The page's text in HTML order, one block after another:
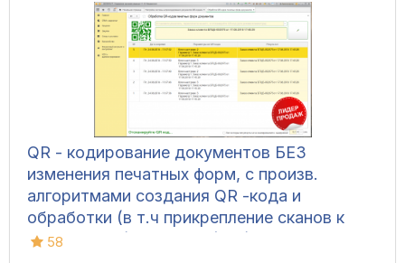
QR - кодирование документов БЕЗ
изменения печатных форм, с произв.
алгоритмами создания QR -кода и
обработки (в т.ч прикрепление сканов к
документам) для УТ 11 (все), ERP 2, КА 2,
58